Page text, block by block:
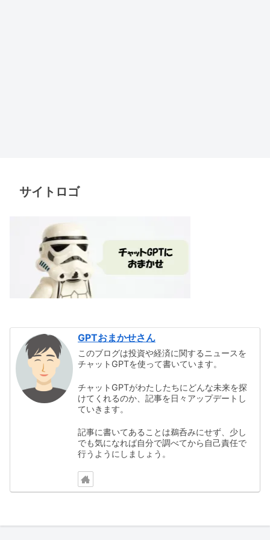
サイトロゴ
GPTおまかせさん
このブログは投資や経済に関するニュースを
チャットGPTを使って書いています。
チャットGPTがわたしたちにどんな未来を探
けてくれるのか、記事を日々アップデートし
ていきます。
記事に書いてあることは鵜呑みにせず、少し
でも気になれば自分で調べてから自己責任で
行うようにしましょう。